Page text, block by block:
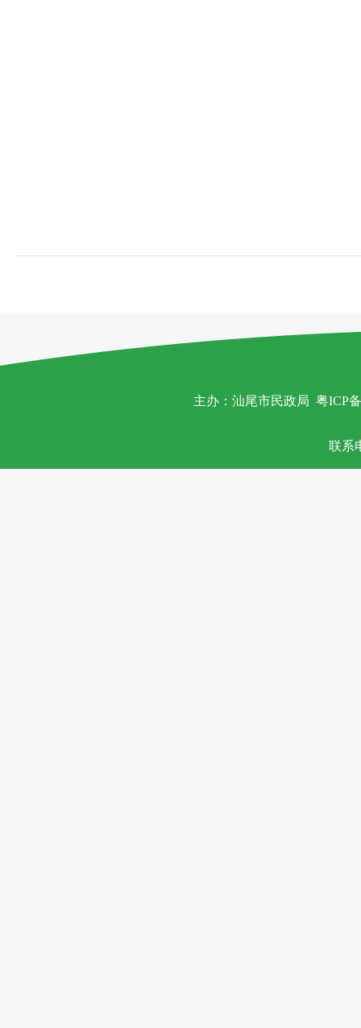
主办：汕尾市民政局 粤ICP
联系